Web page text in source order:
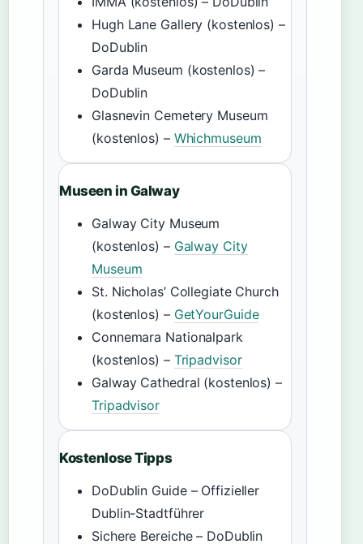
Hugh Lane Gallery (kostenlos) –
DoDublin
Garda Museum (kostenlos) –
DoDublin
Glasnevin Cemetery Museum
(kostenlos) – Whichmuseum
Museen in Galway
Galway City Museum
(kostenlos) – Galway City
Museum
St. Nicholas’ Collegiate Church
(kostenlos) – GetYourGuide
Connemara Nationalpark
(kostenlos) – Tripadvisor
Galway Cathedral (kostenlos) –
Tripadvisor
Kostenlose Tipps
DoDublin Guide – Offizieller
Dublin-Stadtführer
Sichere Bereiche – DoDublin